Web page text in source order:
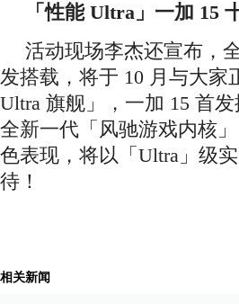
「性能 Ultra」一加 15
活动现场李杰还宣布，
发搭载，将于 10 月与大家
Ultra 旗舰」，一加 15 首
全新一代「风驰游戏内核
色表现，将以「Ultra」级
待！
相关新闻